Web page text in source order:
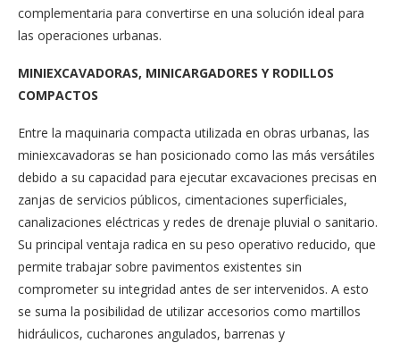
complementaria para convertirse en una solución ideal para
las operaciones urbanas.
MINIEXCAVADORAS, MINICARGADORES Y RODILLOS
COMPACTOS
Entre la maquinaria compacta utilizada en obras urbanas, las
miniexcavadoras se han posicionado como las más versátiles
debido a su capacidad para ejecutar excavaciones precisas en
zanjas de servicios públicos, cimentaciones superficiales,
canalizaciones eléctricas y redes de drenaje pluvial o sanitario.
Su principal ventaja radica en su peso operativo reducido, que
permite trabajar sobre pavimentos existentes sin
comprometer su integridad antes de ser intervenidos. A esto
se suma la posibilidad de utilizar accesorios como martillos
hidráulicos, cucharones angulados, barrenas y